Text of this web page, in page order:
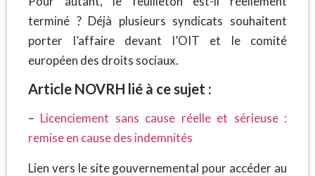
terminé ? Déjà plusieurs syndicats souhaitent
porter l’affaire devant l’OIT et le comité
européen des droits sociaux.
Article NOVRH lié à ce sujet :
– Licenciement sans cause réelle et sérieuse :
remise en cause des indemnités
Lien vers le site gouvernemental pour accéder au